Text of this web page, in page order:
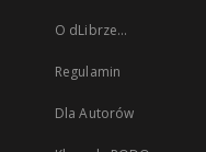
O dLibrze...
Regulamin
Dla Autorów